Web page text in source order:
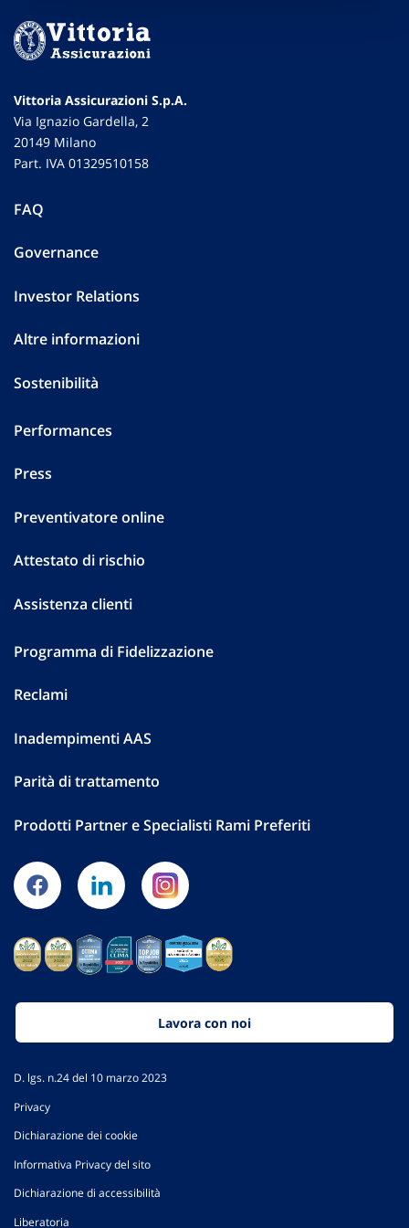
Vittoria Assicurazioni S.p.A.
Via Ignazio Gardella, 2
20149 Milano
Part. IVA 01329510158
FAQ
Governance
Investor Relations
Altre informazioni
Sostenibilità
Performances
Press
Preventivatore online
Attestato di rischio
Assistenza clienti
Programma di Fidelizzazione
Reclami
Inadempimenti AAS
Parità di trattamento
Prodotti Partner e Specialisti Rami Preferiti
Lavora con noi
D. lgs. n.24 del 10 marzo 2023
Privacy
Dichiarazione dei cookie
Informativa Privacy del sito
Dichiarazione di accessibilità
Liberatoria